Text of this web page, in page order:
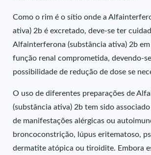
Como o rim é o sítio onde a
ativa) 2b é excretado, deve-se ter
Alfainterferona (substância ativa) 2b
função renal comprometida, devendo-
possibilidade de redução de dose se
O uso de diferentes preparações de
(substância ativa) 2b tem sido
de manifestações alérgicas ou
broncoconstrição, lúpus eritematoso,
dermatite atópica ou tiroidite. Embora